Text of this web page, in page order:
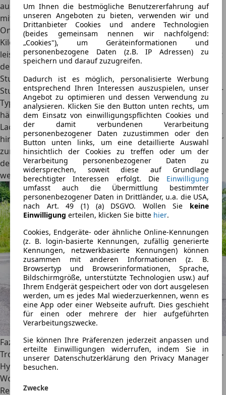
Um Ihnen die bestmögliche Benutzererfahrung auf
unseren Angeboten zu bieten, verwenden wir und
Drittanbieter Cookies und andere Technologien
(beides gemeinsam nennen wir nachfolgend:
„Cookies"), um Geräteinformationen und
personenbezogene Daten (z.B. IP Adressen) zu
speichern und darauf zuzugreifen.
Dadurch ist es möglich, personalisierte Werbung
entsprechend Ihren Interessen auszuspielen, unser
Angebot zu optimieren und dessen Verwendung zu
analysieren. Klicken Sie den Button unten rechts, um
dem Einsatz von einwilligungspflichten Cookies und
der damit verbundenen Verarbeitung
personenbezogener Daten zuzustimmen oder den
Button unten links, um eine detaillierte Auswahl
hinsichtlich der Cookies zu treffen oder um der
Verarbeitung personenbezogener Daten zu
widersprechen, soweit diese auf Grundlage
berechtigter Interessen erfolgt. Die Einwilligung
umfasst auch die Übermittlung bestimmter
personenbezogener Daten in Drittländer, u.a. die USA,
nach Art. 49 (1) (a) DSGVO. Wollen Sie keine
Einwilligung erteilen, klicken Sie bitte hier.
Cookies, Endgeräte- oder ähnliche Online-Kennungen
(z. B. login-basierte Kennungen, zufällig generierte
Kennungen, netzwerkbasierte Kennungen) können
zusammen mit anderen Informationen (z. B.
Browsertyp und Browserinformationen, Sprache,
Bildschirmgröße, unterstützte Technologien usw.) auf
Ihrem Endgerät gespeichert oder von dort ausgelesen
werden, um es jedes Mal wiederzuerkennen, wenn es
eine App oder einer Webseite aufruft. Dies geschieht
für einen oder mehrere der hier aufgeführten
Verarbeitungszwecke.
Sie können Ihre Präferenzen jederzeit anpassen und
erteilte Einwilligungen widerrufen, indem Sie in
unserer Datenschutzerklärung den Privacy Manager
besuchen.
Zwecke
ausreichend stark, damit der Sportswagon locker
mitschwimmen kann. Etwas mager fällt allerdings der
OnBoard-Lader aus, der nur einphasig bis 3,3
Kilowattstunden aus der Ladesäule ziehen kann. Eine
leistungsfähigere Option steht nicht zur Wahl. Und so lädt
der Kia an der öffentlichen Säule seine Batterie in gut 2
Stunden 45 Minuten, am Hausstrom dauert es eher 5
Stunden. Nervig an Ladepunkten entlang von Straßen: Der
Typ-2-Anschluss sitzt auf der Fahrerseite, man wird
häufiger genötigt gegen die Fahrtrichtung zu parken oder
Lackkratzer durch das Verziehen des Ladekabels
hinzunehmen. Leider steht auch kein elektrischer Zuheizer
zur Verfügung, was in den Wintermonaten bedeutet, dass
der Innenraum zunächst durch den Verbrenner geheizt
werden muss.
Fazit
Trotz kleinerer Unwegsamkeiten: Der Kia Ceed SW Plug-in-
Hybrid läuft beinahe unter die Kategorie der eierlegenden
Wollmilchsau. Echte 50 Kilometer rein elektrische
Reichweite, sonst ein Verbrauch um 6 Liter Benzin auf 100